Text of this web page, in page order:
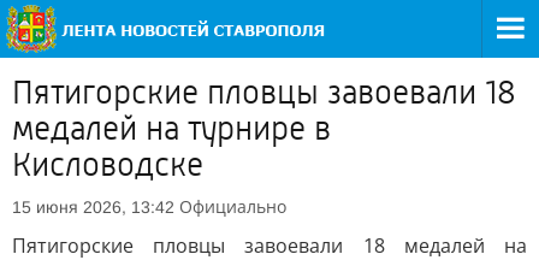
Пятигорские пловцы завоевали 18
медалей на турнире в
Кисловодске
15 июня 2026, 13:42 Официально
Пятигорские пловцы завоевали 18 медалей на